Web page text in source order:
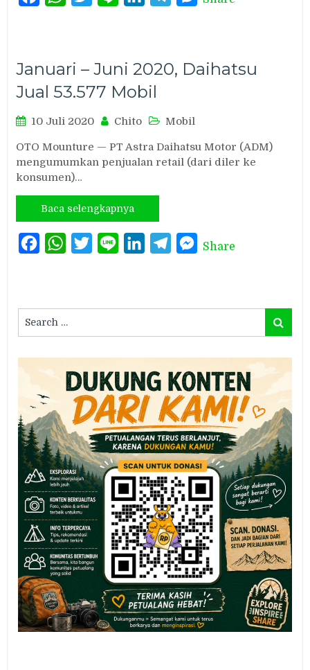
Januari – Juni 2020, Daihatsu
Jual 53.577 Mobil
10 Juli 2020 Chito Mobil
OTO Mounture — PT Astra Daihatsu Motor (ADM)
mengumumkan penjualan retail (dari diler ke
konsumen)…
Baca selengkapnya
FacebookWhatsAppTwitterLine LinkedInTelegramMessenger
Share
for:
Search